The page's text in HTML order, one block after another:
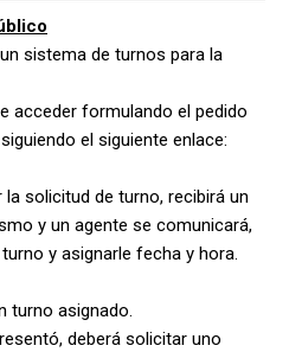
sistema de turnos para la
acceder formulando el pedido
el siguiente enlace:
solicitud de turno, recibirá un
y un agente se comunicará,
y asignarle fecha y hora.
turno asignado.
deberá solicitar uno